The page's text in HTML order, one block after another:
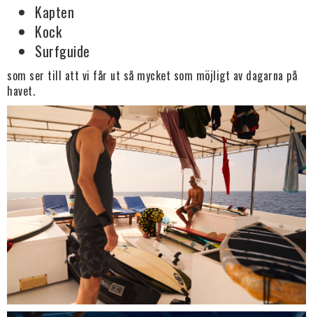
Kapten
Kock
Surfguide
som ser till att vi får ut så mycket som möjligt av dagarna på
havet.